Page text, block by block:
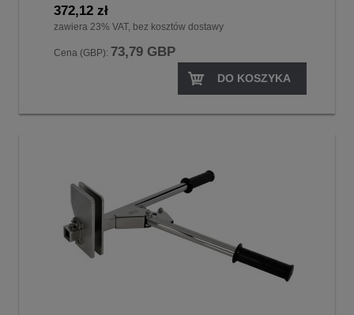
372,12 zł
zawiera 23% VAT, bez kosztów dostawy
Cena (GBP): 73,79 GBP
DO KOSZYKA